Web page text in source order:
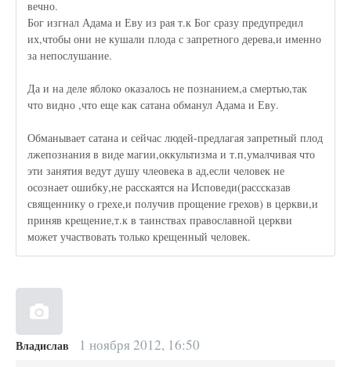
вечно.
Бог изгнал Адама и Еву из рая т.к Бог сразу предупредил
их,чтобы они не кушали плода с запретного дерева,и именно
за непослушание.
Да и на деле яблоко оказалось не познанием,а смертью,так
что видно ,что еще как сатана обманул Адама и Еву.
Обманывает сатана и сейчас людей-предлагая запретный плод
лжепознания в виде магии,оккультизма и т.п,умалчивая что
эти занятия ведут душу члеовека в ад,если человек не
осознает ошибку,не расскаятся на Исповеди(расссказав
священнику о грехе,и получив прощение грехов) в церкви,и
приняв крещение,т.к в таинствах православной церкви
может участвовать только крещенный человек.
Владислав 1 ноября 2012, 16:50